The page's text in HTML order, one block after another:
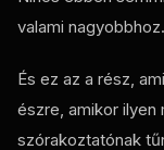
valami nagyobbhoz.
És ez az a rész,
észre, amikor
szórakoztatónak